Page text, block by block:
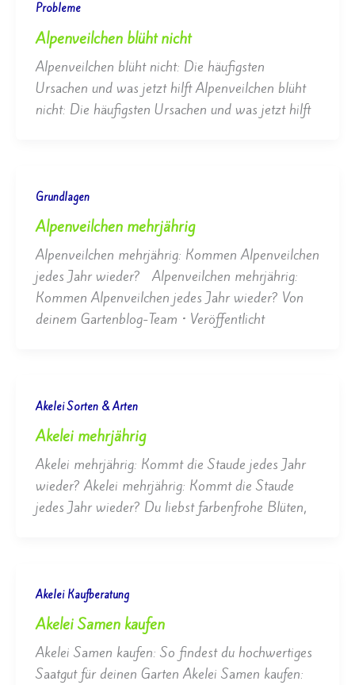
Probleme
Alpenveilchen blüht nicht
Alpenveilchen blüht nicht: Die häufigsten
Ursachen und was jetzt hilft Alpenveilchen blüht
nicht: Die häufigsten Ursachen und was jetzt hilft
Grundlagen
Alpenveilchen mehrjährig
Alpenveilchen mehrjährig: Kommen Alpenveilchen
jedes Jahr wieder? Alpenveilchen mehrjährig:
Kommen Alpenveilchen jedes Jahr wieder? Von
deinem Gartenblog-Team • Veröffentlicht
Akelei Sorten & Arten
Akelei mehrjährig
Akelei mehrjährig: Kommt die Staude jedes Jahr
wieder? Akelei mehrjährig: Kommt die Staude
jedes Jahr wieder? Du liebst farbenfrohe Blüten,
Akelei Kaufberatung
Akelei Samen kaufen
Akelei Samen kaufen: So findest du hochwertiges
Saatgut für deinen Garten Akelei Samen kaufen: